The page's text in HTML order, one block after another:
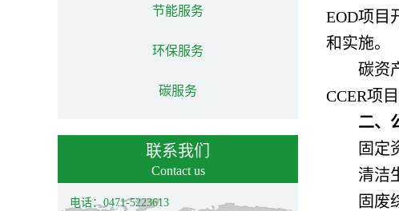
节能服务
环保服务
碳服务
联系我们
Contact us
电话：0471-5223613
EOD项目
和实施。
碳资
CCER项
二、
固定
清洁
固废